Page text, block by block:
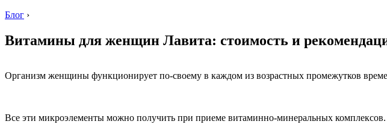
Блог ›
Витамины для женщин Лавита: стоимость и
Организм женщины функционирует по-своему в каждом из возрастных промежутков
Все эти микроэлементы можно получить при приеме витаминно-минеральных комплексов.